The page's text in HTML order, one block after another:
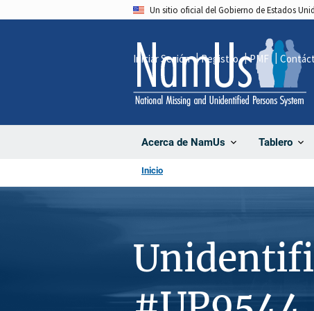
Un sitio oficial del Gobierno de Estados
Acerca de NamUs Tablero
Iniciar Sesión Registro PMF
Inicio